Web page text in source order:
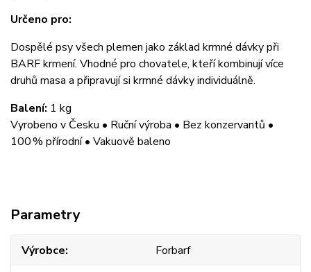
Určeno pro:
Dospělé psy všech plemen jako základ krmné dávky při
BARF krmení. Vhodné pro chovatele, kteří kombinují více
druhů masa a připravují si krmné dávky individuálně.
Balení: 1 kg
Vyrobeno v Česku • Ruční výroba • Bez konzervantů •
100 % přírodní • Vakuově baleno
Parametry
Výrobce
Forbarf